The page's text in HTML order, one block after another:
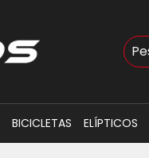
Busca
BICICLETAS ELÍPTICOS